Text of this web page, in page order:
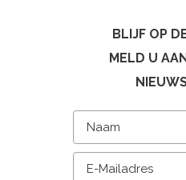
BLIJF OP
MELD U